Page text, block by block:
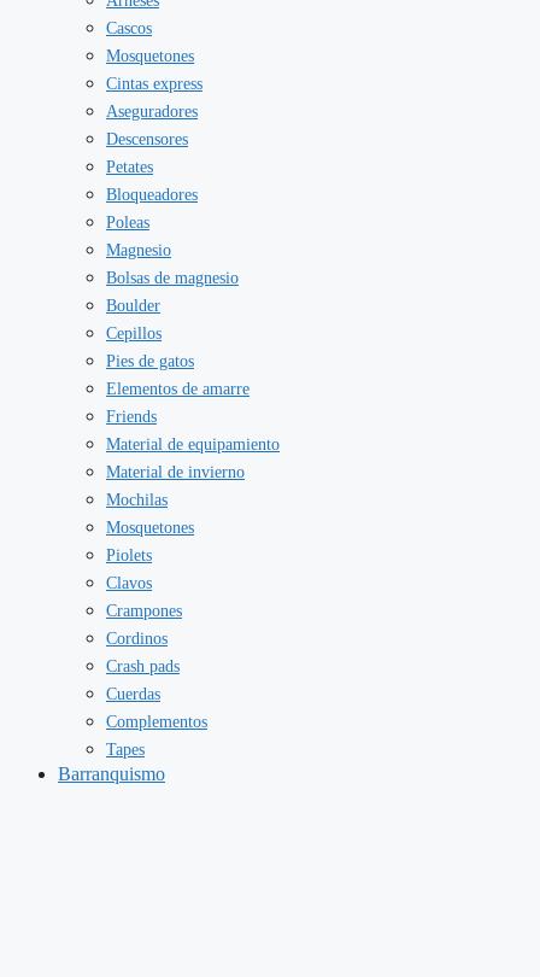
Cascos
Mosquetones
Cintas express
Aseguradores
Descensores
Petates
Bloqueadores
Poleas
Magnesio
Bolsas de magnesio
Boulder
Cepillos
Pies de gatos
Elementos de amarre
Friends
Material de equipamiento
Material de invierno
Mochilas
Mosquetones
Piolets
Clavos
Crampones
Cordinos
Crash pads
Cuerdas
Complementos
Tapes
Barranquismo